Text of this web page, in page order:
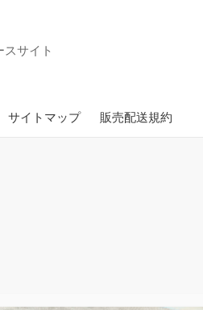
サイト
サイトマップ 販売配送規約